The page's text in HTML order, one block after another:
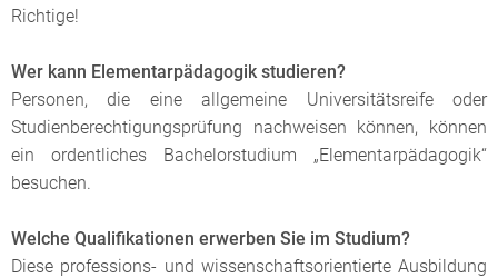
Richtige!
Wer kann Elementarpädagogik studieren?
Personen, die eine allgemeine Universitätsreife oder
Studienberechtigungsprüfung nachweisen können, können
ein ordentliches Bachelorstudium „Elementarpädagogik“
besuchen.
Welche Qualifikationen erwerben Sie im Studium?
Diese professions- und wissenschaftsorientierte Ausbildung